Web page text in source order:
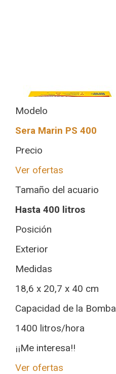
Modelo
Sera Marin PS 400
Precio
Ver ofertas
Tamaño del acuario
Hasta 400 litros
Posición
Exterior
Medidas
18,6 x 20,7 x 40 cm
Capacidad de la Bomba
1400 litros/hora
¡¡Me interesa!!
Ver ofertas